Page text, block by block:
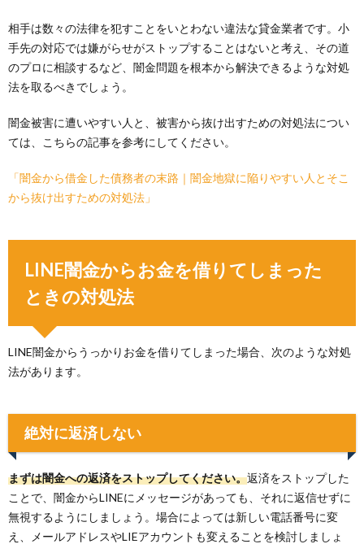
相手は数々の法律を犯すことをいとわない違法な貸金業者です。小
手先の対応では嫌がらせがストップすることはないと考え、その道
のプロに相談するなど、闇金問題を根本から解決できるような対処
法を取るべきでしょう。
闇金被害に遭いやすい人と、被害から抜け出すための対処法につい
ては、こちらの記事を参考にしてください。
「闇金から借金した債務者の末路｜闇金地獄に陥りやすい人とそこ
から抜け出すための対処法」
LINE闇金からお金を借りてしまった
ときの対処法
LINE闇金からうっかりお金を借りてしまった場合、次のような対処
法があります。
絶対に返済しない
まずは闇金への返済をストップしてください。返済をストップした
ことで、闇金からLINEにメッセージがあっても、それに返信せずに
無視するようにしましょう。場合によっては新しい電話番号に変
え、メールアドレスやLIEアカウントも変えることを検討しましょ